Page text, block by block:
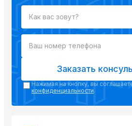
Заказать
Нажимая на кнопку, вы
конфиденциальности.